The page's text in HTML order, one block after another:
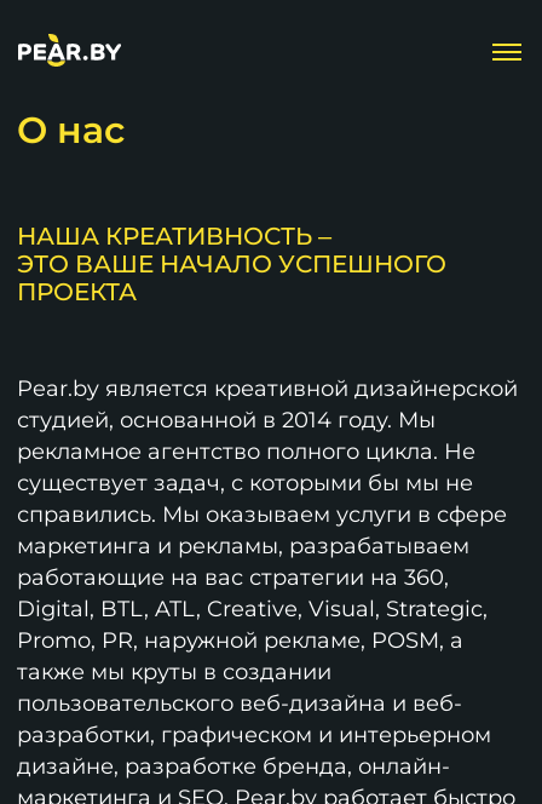
О нас
НАША КРЕАТИВНОСТЬ ‒
ЭТО ВАШЕ НАЧАЛО УСПЕШНОГО
ПРОЕКТА
Pear.by является креативной дизайнерской
студией, основанной в 2014 году. Мы
рекламное агентство полного цикла. Не
существует задач, с которыми бы мы не
справились. Мы оказываем услуги в сфере
маркетинга и рекламы, разрабатываем
работающие на вас стратегии на 360,
Digital, BTL, ATL, Creative, Visual, Strategic,
Promo, PR, наружной рекламе, POSM, а
также мы круты в создании
пользовательского веб-дизайна и веб-
разработки, графическом и интерьерном
дизайне, разработке бренда, онлайн-
маркетинга и SEO. Pear.by работает быстро